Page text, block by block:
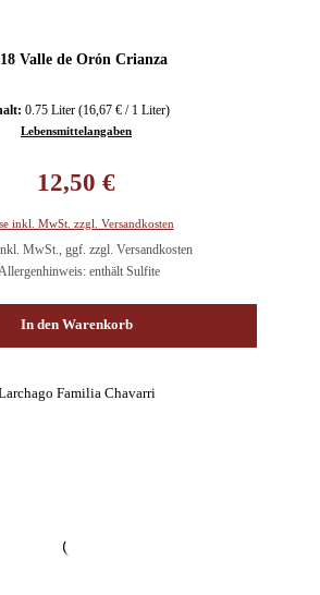
Valle de Orón Crianza
0.75 Liter (16,67 € / 1 Liter)
Lebensmittelangaben
12,50 €
inkl. MwSt. zzgl. Versandkosten
MwSt., ggf. zzgl. Versandkosten
enthält Sulfite
In den Warenkorb